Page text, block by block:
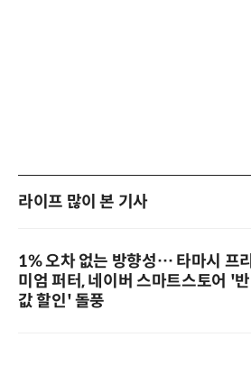
라이프 많이 본 기사
1% 오차 없는 방향성… 타마시 프리
미엄 퍼터, 네이버 스마트스토어 '반
값 할인' 돌풍